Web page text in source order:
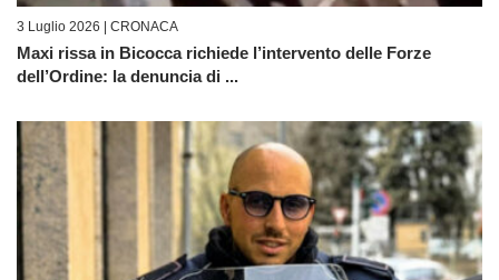
3 Luglio 2026 | CRONACA
Maxi rissa in Bicocca richiede l’intervento delle Forze
dell’Ordine: la denuncia di ...